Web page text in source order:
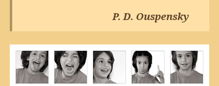
P. D. Ouspensky